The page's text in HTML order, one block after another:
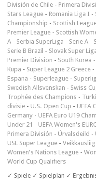
División de Chile - Primera
Stars League - Romania Liga I -
Championship - Scottish
Premier League - Scottish
A - Serbia SuperLiga - Serie A -
Serie B Brazil - Slovak Super
Premier Division - South Korea
Kupa - Super League 2 Greece -
Espana - Superleague - Superlig
Swedish Allsvenskan - Swiss
Trophée des Champions -
divisie - U.S. Open Cup - UEFA
Germany - UEFA Euro U19
Under 21 - UEFA Women's
Primera División - Úrvalsdeild -
USL Super League -
Women's Nations League -
World Cup Qualifiers
✓ Spiele ✓ Spielplan ✓